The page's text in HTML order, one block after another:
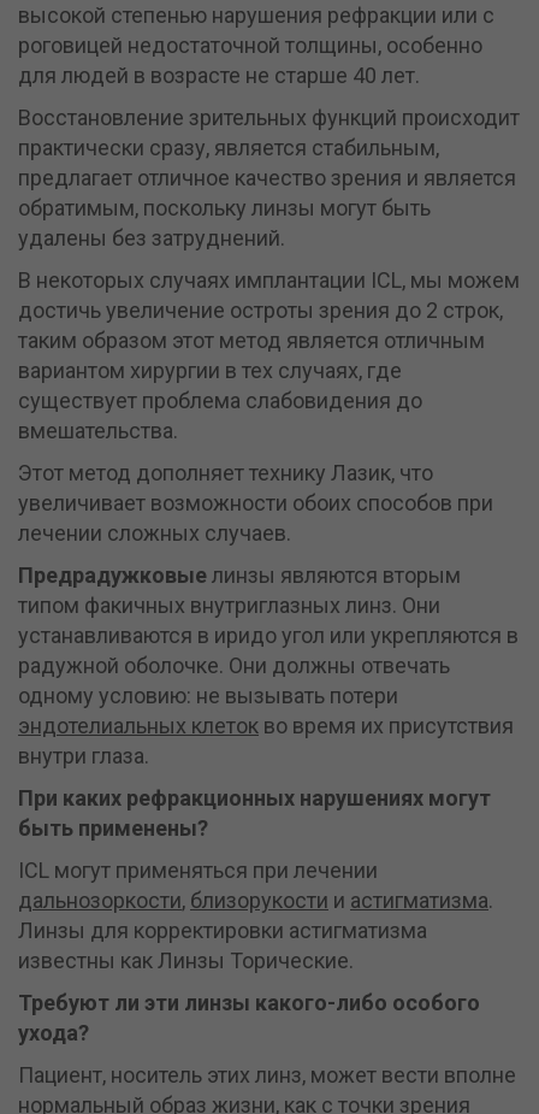
высокой степенью нарушения рефракции или с
роговицей недостаточной толщины, особенно
для людей в возрасте не старше 40 лет.
Восстановление зрительных функций происходит
практически сразу, является стабильным,
предлагает отличное качество зрения и является
обратимым, поскольку линзы могут быть
удалены без затруднений.
В некоторых случаях имплантации ICL, мы можем
достичь увеличение остроты зрения до 2 строк,
таким образом этот метод является отличным
вариантом хирургии в тех случаях, где
существует проблема слабовидения до
вмешательства.
Этот метод дополняет технику Лазик, что
увеличивает возможности обоих способов при
лечении сложных случаев.
Предрадужковыелинзы являются вторым
типом факичных внутриглазных линз. Они
устанавливаются в иридо угол или укрепляются в
радужной оболочке. Они должны отвечать
одному условию: не вызывать потери
эндотелиальных клеток во время их присутствия
внутри глаза.
При каких рефракционных нарушениях могут
быть применены?
ICL могут применяться при лечении
дальнозоркости, близорукости и астигматизма.
Линзы для корректировки астигматизма
известны как Линзы Торические.
Требуют ли эти линзы какого-либо особого
ухода?
Пациент, носитель этих линз, может вести вполне
нормальный образ жизни, как с точки зрения